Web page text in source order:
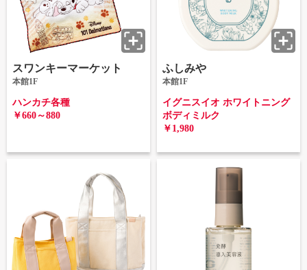
スワンキーマーケット
本館1F
ハンカチ各種
￥660～880
ふしみや
本館1F
イグニスイオ ホワイトニング
ボディミルク
￥1,980